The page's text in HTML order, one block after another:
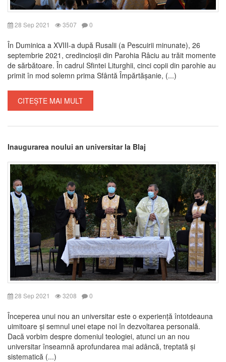
28 Sep 2021 3507 0
În Duminica a XVIII-a după Rusalii (a Pescuirii minunate), 26
septembrie 2021, credincioșii din Parohia Râciu au trăit momente
de sărbătoare. În cadrul Sfintei Liturghii, cinci copii din parohie au
primit în mod solemn prima Sfântă Împărtășanie, (...)
CITEȘTE MAI MULT
Inaugurarea noului an universitar la Blaj
28 Sep 2021 3208 0
Începerea unui nou an universitar este o experiență întotdeauna
uimitoare și semnul unei etape noi în dezvoltarea personală.
Dacă vorbim despre domeniul teologiei, atunci un an nou
universitar înseamnă aprofundarea mai adâncă, treptată și
sistematică (...)